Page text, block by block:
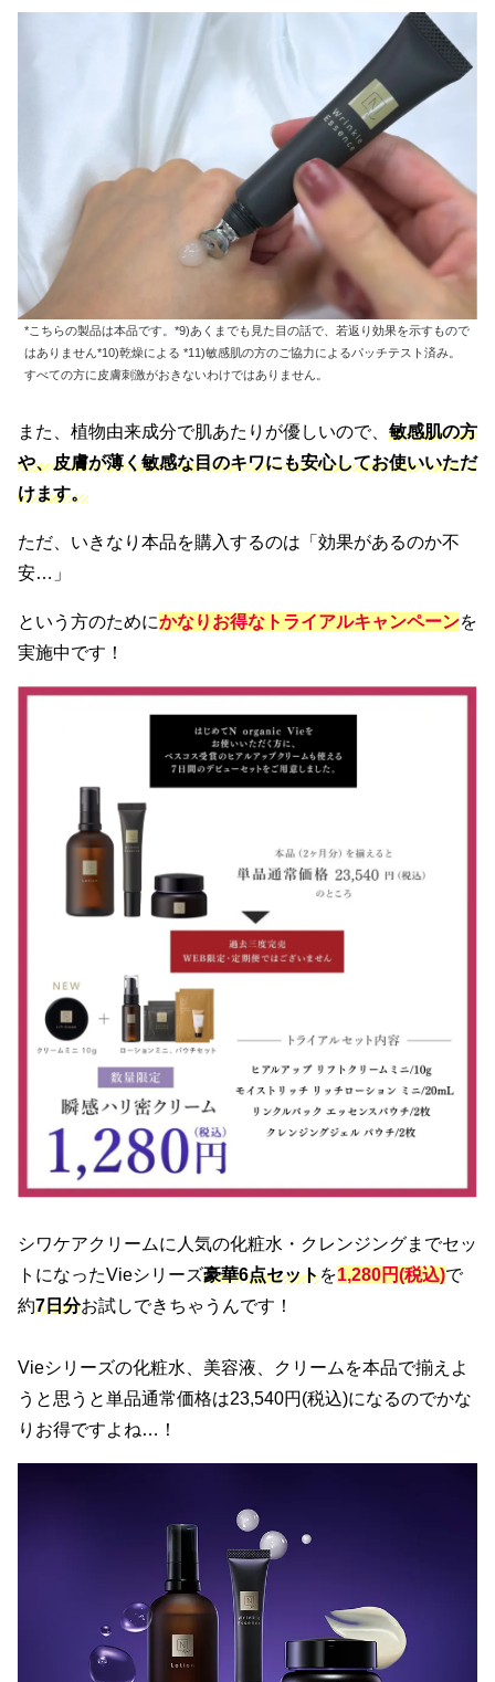
*こちらの製品は本品です。*9)あくまでも見た目の話で、若返り効果を示すもので
はありません*10)乾燥による *11)敏感肌の方のご協力によるパッチテスト済み。
すべての方に皮膚刺激がおきないわけではありません。
また、植物由来成分で肌あたりが優しいので、 敏感肌の方
や、皮膚が薄く敏感な目のキワにも安心してお使いいただ
けます。
ただ、いきなり本品を購入するのは「効果があるのか不
安…」
という方のためにかなりお得なトライアルキャンペーンを
実施中です！
シワケアクリームに人気の化粧水・クレンジングまでセッ
トになったVieシリーズ豪華6点セットを1,280円(税込)で
約7日分お試しできちゃうんです！
Vieシリーズの化粧水、美容液、クリームを本品で揃えよ
うと思うと単品通常価格は23,540円(税込)になるのでかな
りお得ですよね…！